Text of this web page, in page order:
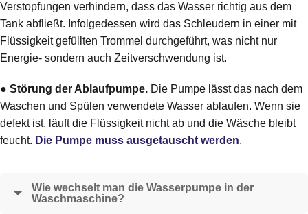
Verstopfungen verhindern, dass das Wasser richtig aus dem
Tank abfließt. Infolgedessen wird das Schleudern in einer mit
Flüssigkeit gefüllten Trommel durchgeführt, was nicht nur
Energie- sondern auch Zeitverschwendung ist.
● Störung der Ablaufpumpe. Die Pumpe lässt das nach dem
Waschen und Spülen verwendete Wasser ablaufen. Wenn sie
defekt ist, läuft die Flüssigkeit nicht ab und die Wäsche bleibt
feucht. Die Pumpe muss ausgetauscht werden.
Wie wechselt man die Wasserpumpe in der
Waschmaschine?